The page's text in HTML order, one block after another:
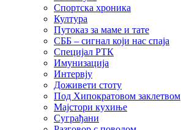
Спортска хроника
Култура
Путоказ за маме и тате
СББ – сигнал који нас спаја
Специјал РТК
Имунизација
Интервју
Доживети стоту
Под Хипократовом заклетвом
Мајстори кухиње
Суграђани